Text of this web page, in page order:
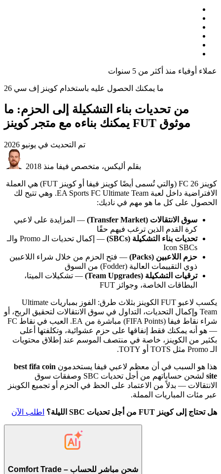
عملاء أوفياء منذ أكثر من 5 سنوات
ما يمكنك الحصول عليه باستخدام كوينز إف سي 26
من تحديات بناء التشكيلة إلى الحزم: ما
يمكنك بناءه مع متجر كوينز FUT موثوق
تم التحديث في يونيو 2026
بقلم أليكس، متخصص فيفا منذ 2018
كوينز FC 26 (والتي تُسمى أيضًا كوينز فيفا أو كوينز FUT) هي العملة
الافتراضية داخل لعبة EA Sports FC Ultimate Team. وهي تتيح لك
الحصول على كل ما هو مهم في ناديك:
سوق الانتقالات (Transfer Market)
— المزايدة على لاعبي
كرة القدم الذين ترغب فيهم حقًا
تحديات بناء التشكيلة (SBCs)
— إكمال تحديات الـ Promo والـ
Icon SBCs
حزم اللاعبين (Packs)
— فتح الحزم من خلال شراء اللاعبين
ذوي التقييمات العالية (Fodder) من السوق
ترقيات التشكيلة (Team Upgrades)
— تشكيلات الميتا،
البطاقات الخاصة، وجوائز FUT
يكسب لاعبو FUT الكوينز بثلاث طرق: الفوز بمباريات Ultimate
Team وإكمال التحديات، التداول في سوق الانتقالات لتحقيق الربح، أو
شراء نقاط فيفا (FIFA Points) مباشرة من EA. العيب في نقاط FC
— هو أنه يمكنك فقط إنفاقها على حزم عشوائية، وتكلفتها أعلى
بكثير من الكوينز، خاصة في منتصف الموسم عند إطلاق محتويات
الـ Promo مثل TOTS أو TOTY.
هذا هو السبب في أن معظم لاعبي فيفا يستخدمون best fifa coin
site
لشحن حساباتهم من أجل تحديات SBC وصفقات سوق
الانتقالات — بدلاً من الاعتماد على الحظ في الحزم أو تجميع الكوينز
عبر مئات المباريات المملة.
هل تحتاج إلى كوينز FUT من أجل تحديات SBC الليلة؟ اطلب الآن
Comfort Trade – شحن مباشر للحساب